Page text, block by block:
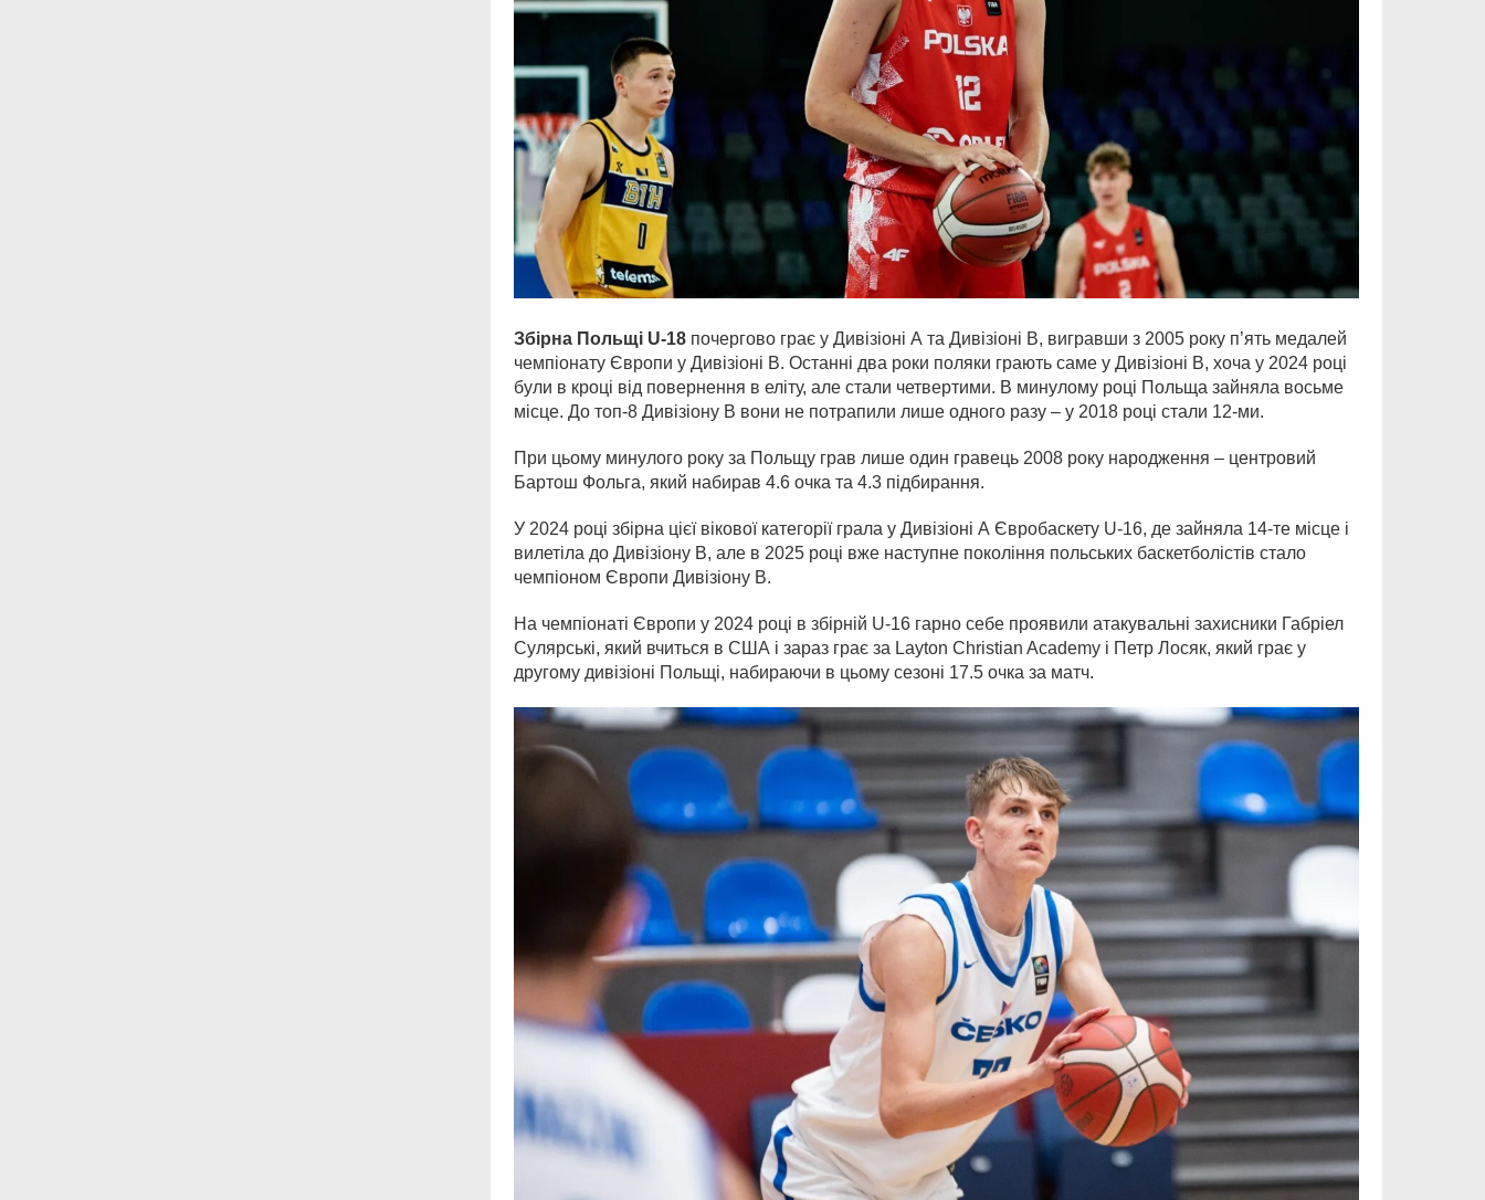
Збірна Польщі U-18 почергово грає у Дивізіоні А та Дивізіоні В, вигравши з 2005 року п’ять медалей
чемпіонату Європи у Дивізіоні В. Останні два роки поляки грають саме у Дивізіоні В, хоча у 2024 році
були в кроці від повернення в еліту, але стали четвертими. В минулому році Польща зайняла восьме
місце. До топ-8 Дивізіону В вони не потрапили лише одного разу – у 2018 році стали 12-ми.
При цьому минулого року за Польщу грав лише один гравець 2008 року народження – центровий
Бартош Фольга, який набирав 4.6 очка та 4.3 підбирання.
У 2024 році збірна цієї вікової категорії грала у Дивізіоні А Євробаскету U-16, де зайняла 14-те місце і
вилетіла до Дивізіону В, але в 2025 році вже наступне покоління польських баскетболістів стало
чемпіоном Європи Дивізіону В.
На чемпіонаті Європи у 2024 році в збірній U-16 гарно себе проявили атакувальні захисники Габріел
Сулярські, який вчиться в США і зараз грає за Layton Christian Academy і Петр Лосяк, який грає у
другому дивізіоні Польщі, набираючи в цьому сезоні 17.5 очка за матч.